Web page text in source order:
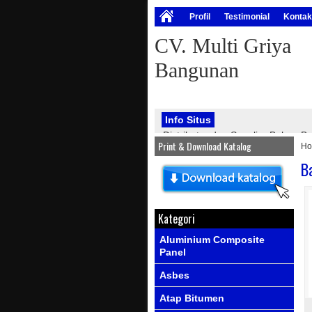
Profil Testimonial Kontak
CV. Multi Griya
Bangunan
Info Situs
Distributor dan Supplier Bahan
bangunan, seperti : atap
Info Produk
Ada produk-
Print & Download Katalog
Kategori
Aluminium Composite
Panel
Asbes
Atap Bitumen